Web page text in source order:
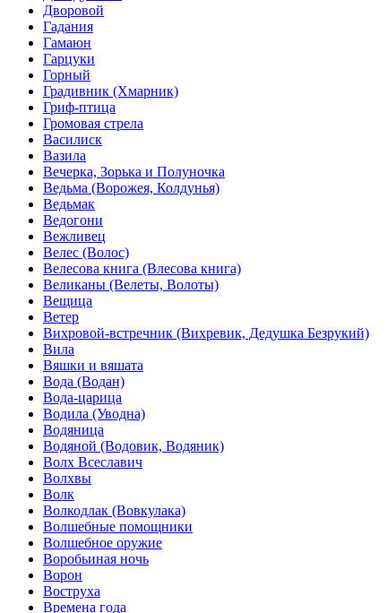
Дворовой
Гадания
Гамаюн
Гарцуки
Горный
Градивник (Хмарник)
Гриф-птица
Громовая стрела
Василиск
Вазила
Вечерка, Зорька и Полуночка
Ведьма (Ворожея, Колдунья)
Ведьмак
Ведогони
Вежливец
Велес (Волос)
Велесова книга (Влесова книга)
Великаны (Велеты, Волоты)
Вещица
Ветер
Вихровой-встречник (Вихревик, Дедушка Безрукий)
Вила
Вяшки и вяшата
Вода (Водан)
Вода-царица
Водила (Уводна)
Водяница
Водяной (Водовик, Водяник)
Волх Всеславич
Волхвы
Волк
Волкодлак (Вовкулака)
Волшебные помощники
Волшебное оружие
Воробьиная ночь
Ворон
Воструха
Времена года